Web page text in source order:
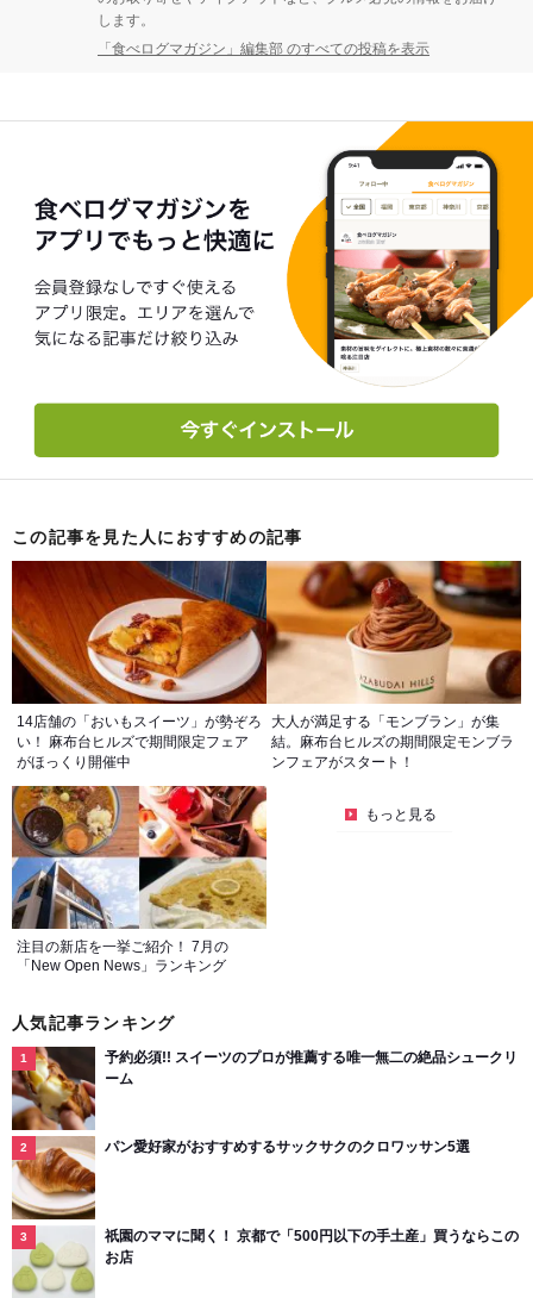
します。
「食べログマガジン」編集部 のすべての投稿を表示
この記事を見た人におすすめの記事
14店舗の「おいもスイーツ」が勢ぞろ
い！ 麻布台ヒルズで期間限定フェア
がほっくり開催中
大人が満足する「モンブラン」が集
結。麻布台ヒルズの期間限定モンブラ
ンフェアがスタート！
注目の新店を一挙ご紹介！ 7月の
「New Open News」ランキング
もっと見る
人気記事ランキング
予約必須!! スイーツのプロが推薦する唯一無二の絶品シュークリ
ーム
パン愛好家がおすすめするサックサクのクロワッサン5選
祇園のママに聞く！ 京都で「500円以下の手土産」買うならこの
お店